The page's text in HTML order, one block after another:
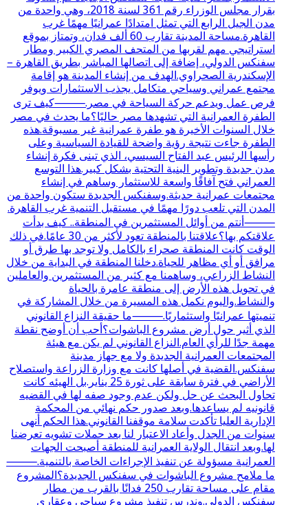
بقرار مجلس الوزراء رقم 361 لسنة 2018، وهي واحدة من
مدن الجيل الرابع التي تمثل امتدادًا عمرانيًا مهمًا غرب
القاهرة.مساحة المدينة تقارب 60 ألف فدان، وتمتاز بموقع
استراتيجي مهم لقربها من المتحف المصري الكبير ومطار
سفنكس الدولي، إضافة إلى اتصالها المباشر بطريق القاهرة –
الإسكندرية الصحراوي.الهدف من إنشاء المدينة هو إقامة
مجتمع عمراني وسياحي متكامل يجذب الاستثمارات ويوفر
فرص عمل ويدعم حركة السياحة في مصر.⸻كيف ترى
الطفرة العمرانية التي تشهدها مصر حاليًا؟ما يحدث في مصر
خلال السنوات الأخيرة هو طفرة عمرانية غير مسبوقة.هذه
الطفرة جاءت نتيجة رؤية واضحة للقيادة السياسية وعلى
رأسها الرئيس عبد الفتاح السيسي، الذي تبنى فكرة إنشاء
مدن جديدة وتطوير البنية التحتية بشكل كبير.هذا التوسع
العمراني فتح آفاقًا واسعة للاستثمار وساهم في إنشاء
مجتمعات عمرانية حديثة.وسفنكس الجديدة ستكون واحدة من
المدن التي تلعب دورًا مهمًا في مستقبل التنمية غرب القاهرة.
⸻أنتم من أوائل المستثمرين في المنطقة.. كيف بدأت
علاقتكم بها؟علاقتنا بالمنطقة تعود لأكثر من 30 عامًا.في ذلك
الوقت كانت المنطقة صحراء بالكامل ولا توجد بها طرق أو
مرافق أو أي مظاهر للحياة.دخلنا المنطقة في البداية من خلال
النشاط الزراعي، وساهمنا مع كثير من المستثمرين والعاملين
في تحويل هذه الأرض إلى منطقة عامرة بالحياة
والنشاط.واليوم نكمل هذه المسيرة من خلال المشاركة في
تنميتها عمرانيًا واستثماريًا.⸻ما حقيقة النزاع القانوني
الذي أثير حول أرض مشروع الباشوات؟أحب أن أوضح نقطة
مهمة جدًا للرأي العام.النزاع القانوني لم يكن مع هيئة
المجتمعات العمرانية الجديدة ولا مع جهاز مدينة
سفنكس.القضية في أصلها كانت مع وزارة الزراعة واستصلاح
الأراضي في فترة سابقة على ثورة 25 يناير.بل الهيئه كانت
تحاول البحث عن حل ولكن عدم وجود صفه لها في القضيه
قانونيه لم يساعدها.وبعد صدور حكم نهائي من المحكمة
الإدارية العليا تأكدت سلامة موقفنا القانوني.هذا الحكم أنهى
سنوات من الجدل وأعاد الاعتبار لنا بعد حملات تشويه تعرضنا
لها.وبعد انتقال الولاية العمرانية للمنطقة أصبحت الجهات
العمرانية مسؤولة عن تنفيذ الإجراءات الخاصة بالتنمية.⸻
ما ملامح مشروع الباشوات في سفنكس الجديدة؟المشروع
مقام على مساحة تقارب 250 فدانًا بالقرب من مطار
سفنكس الدولي.وندرس تنفيذ مشروع سياحي وعقاري